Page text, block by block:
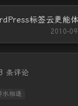
标签云更能
2010-
条评论
水相逢